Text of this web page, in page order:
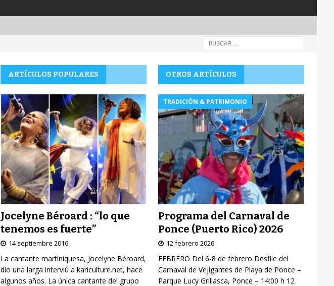
ARTÍCULOS POPULARES
Jocelyne Béroard : “lo que
tenemos es fuerte”
14 septiembre 2016
La cantante martiniquesa, Jocelyne Béroard,
dio una larga interviú a kariculture.net, hace
algunos años. La única cantante del grupo
OTROS ARTÍCULOS
TRADICIÓN & PATRIMONIO
Programa del Carnaval de
Ponce (Puerto Rico) 2026
12 febrero 2026
FEBRERO Del 6-8 de febrero Desfile del
Carnaval de Vejigantes de Playa de Ponce –
Parque Lucy Grillasca, Ponce – 14:00 h 12